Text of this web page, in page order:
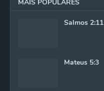
MAIS POPULARES
Salmos 2:11
Mateus 5:3